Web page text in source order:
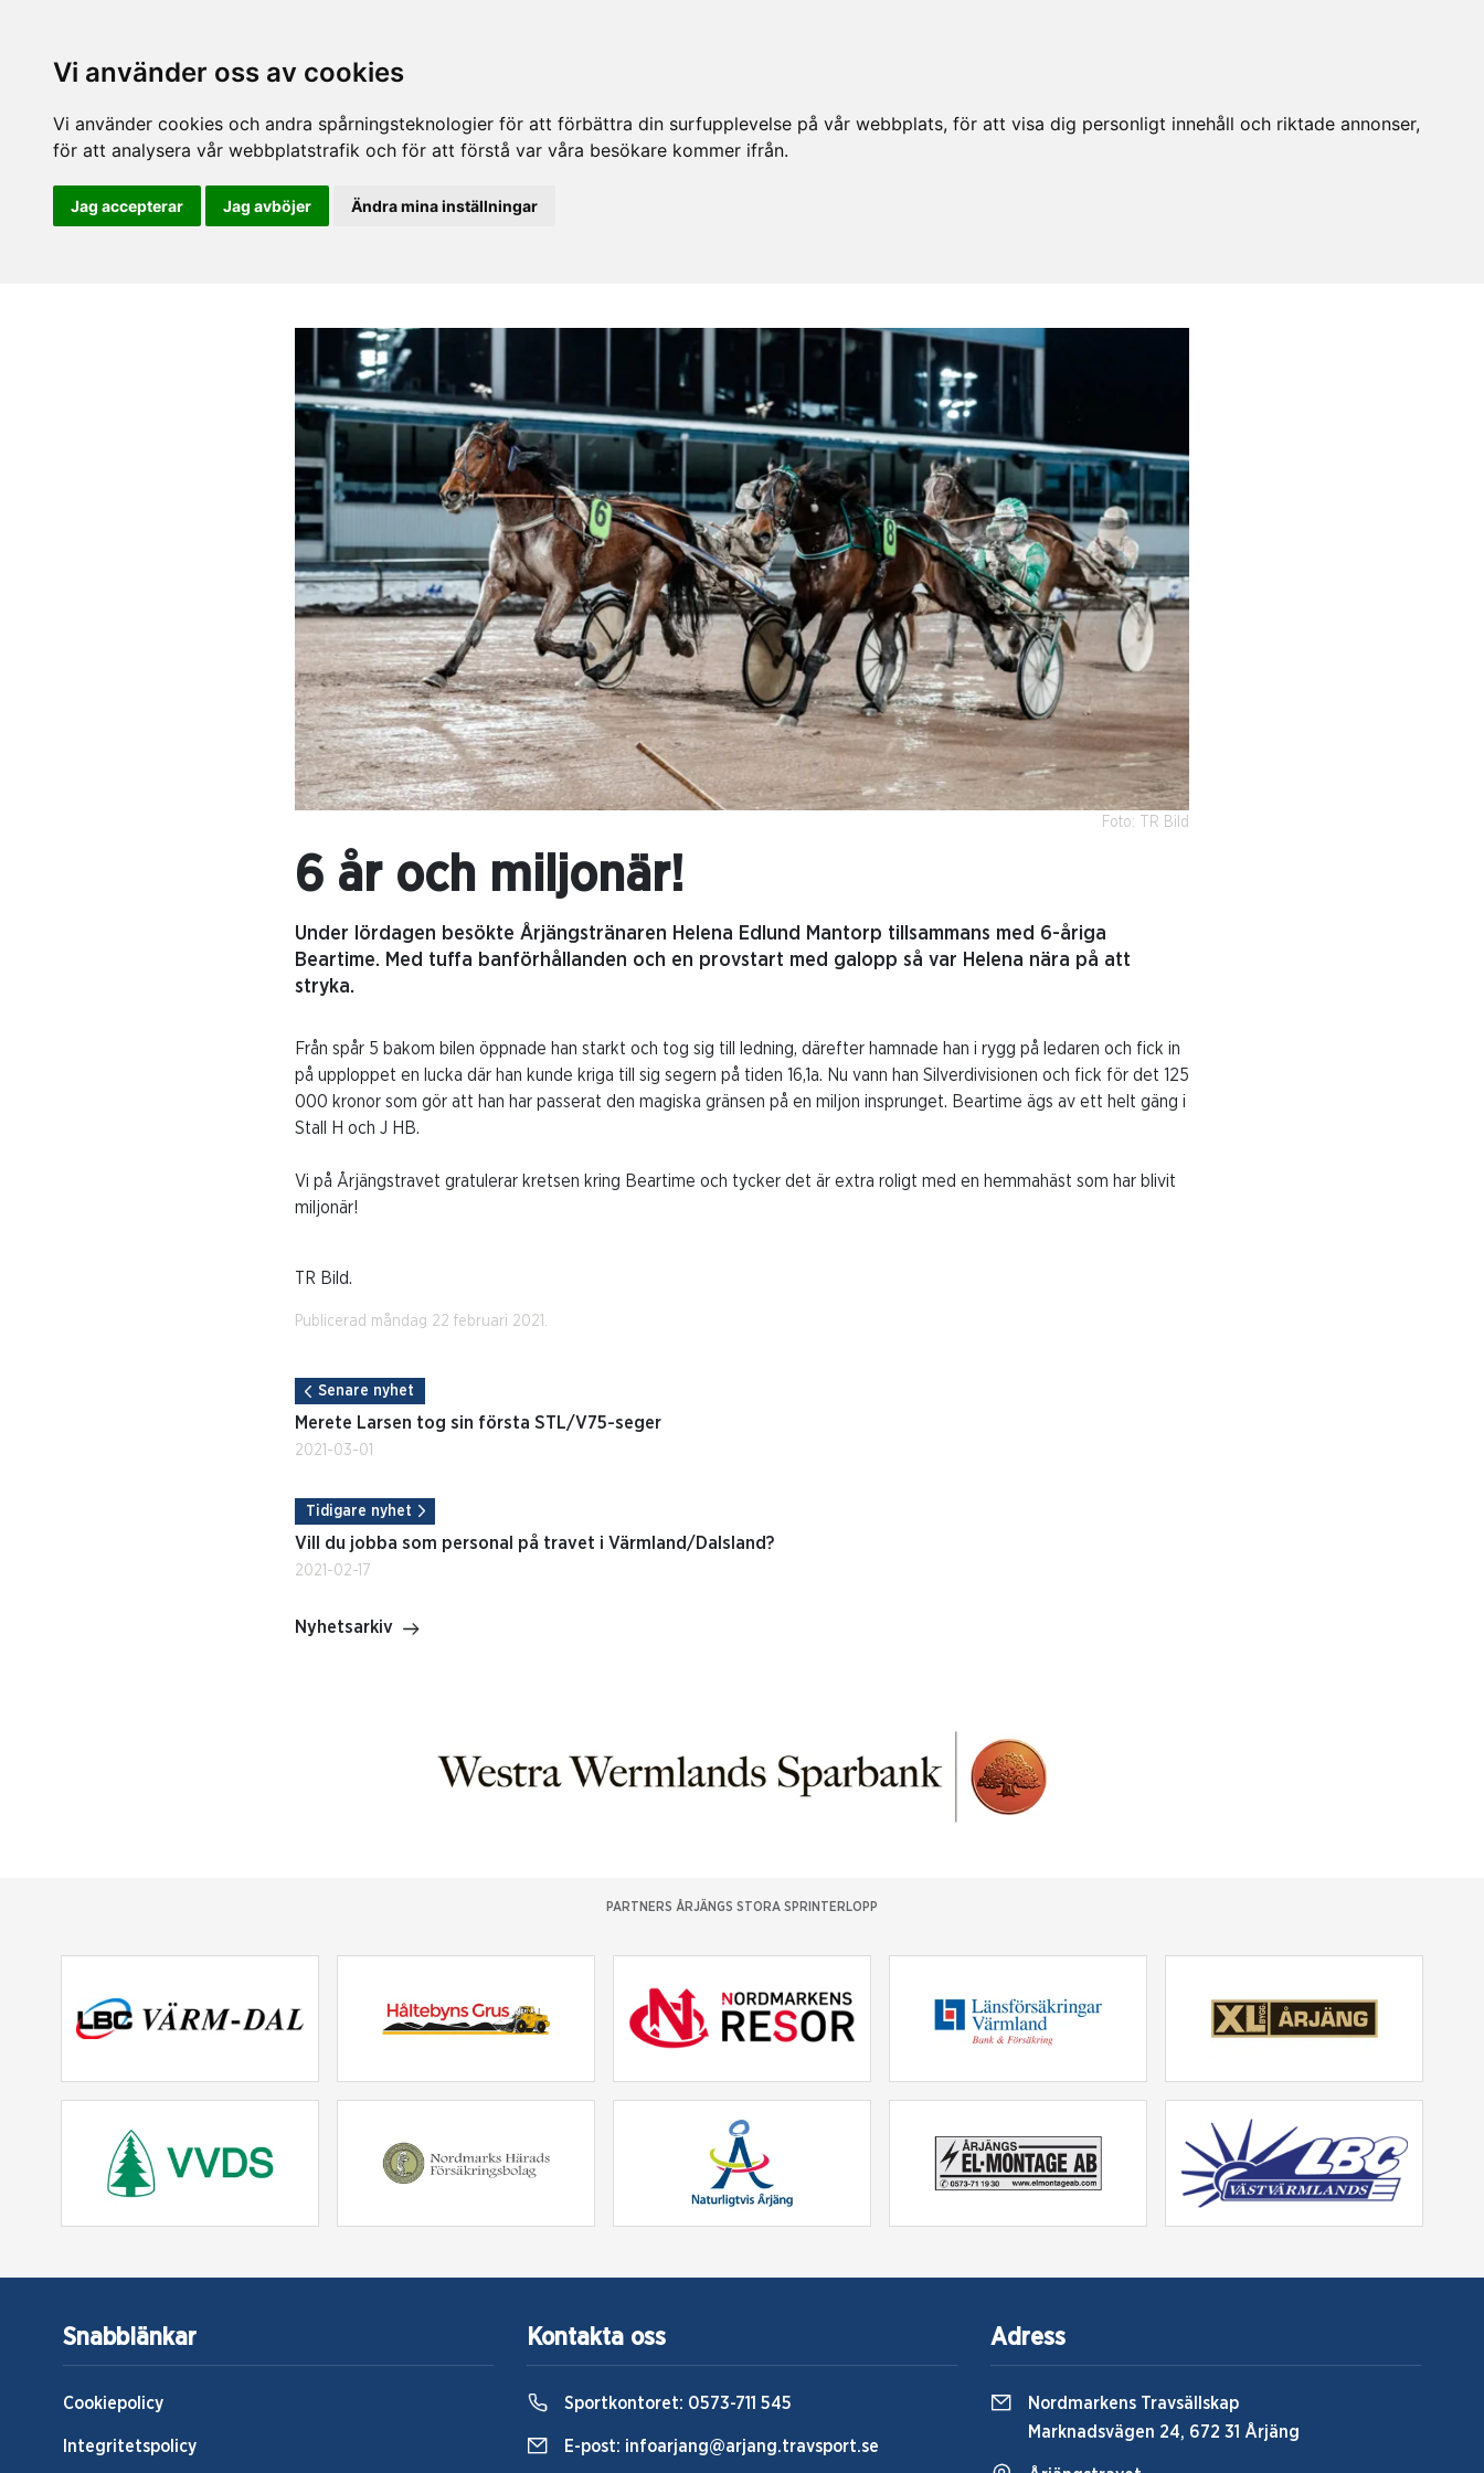
Vi använder oss av cookies
Vi använder cookies och andra spårningsteknologier för att förbättra din surfupplevelse på vår webbplats, för att visa dig personligt innehåll och riktade annonser,
för att analysera vår webbplatstrafik och för att förstå var våra besökare kommer ifrån.
Jag accepterar Jag avböjer Ändra mina inställningar
Foto: TR Bild
6 år och miljonär!
Under lördagen besökte Årjängstränaren Helena Edlund Mantorp tillsammans med 6-åriga
Beartime. Med tuffa banförhållanden och en provstart med galopp så var Helena nära på att
stryka.
Från spår 5 bakom bilen öppnade han starkt och tog sig till ledning, därefter hamnade han i rygg på ledaren och fick in
på upploppet en lucka där han kunde kriga till sig segern på tiden 16,1a. Nu vann han Silverdivisionen och fick för det 125
000 kronor som gör att han har passerat den magiska gränsen på en miljon insprunget. Beartime ägs av ett helt gäng i
Stall H och J HB.
Vi på Årjängstravet gratulerar kretsen kring Beartime och tycker det är extra roligt med en hemmahäst som har blivit
miljonär!
TR Bild.
Publicerad måndag 22 februari 2021.
Senare nyhet
Merete Larsen tog sin första STL/V75-seger
2021-03-01
Tidigare nyhet
Vill du jobba som personal på travet i Värmland/Dalsland?
2021-02-17
Nyhetsarkiv
PARTNERS ÅRJÄNGS STORA SPRINTERLOPP
Snabblänkar
Cookiepolicy
Integritetspolicy
Kontakta oss
Sportkontoret: 0573-711 545
E-post: infoarjang@arjang.travsport.se
Adress
Nordmarkens Travsällskap
Marknadsvägen 24, 672 31 Årjäng